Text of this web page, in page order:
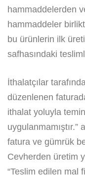
hammaddelerden
hammaddeler
bu ürünlerin ilk
safhasındaki
İthalatçılar
düzenlenen
ithalat yoluyla
uygulanmamıştır.”
fatura ve gümrük
Cevherden üretim
“Teslim edilen mal